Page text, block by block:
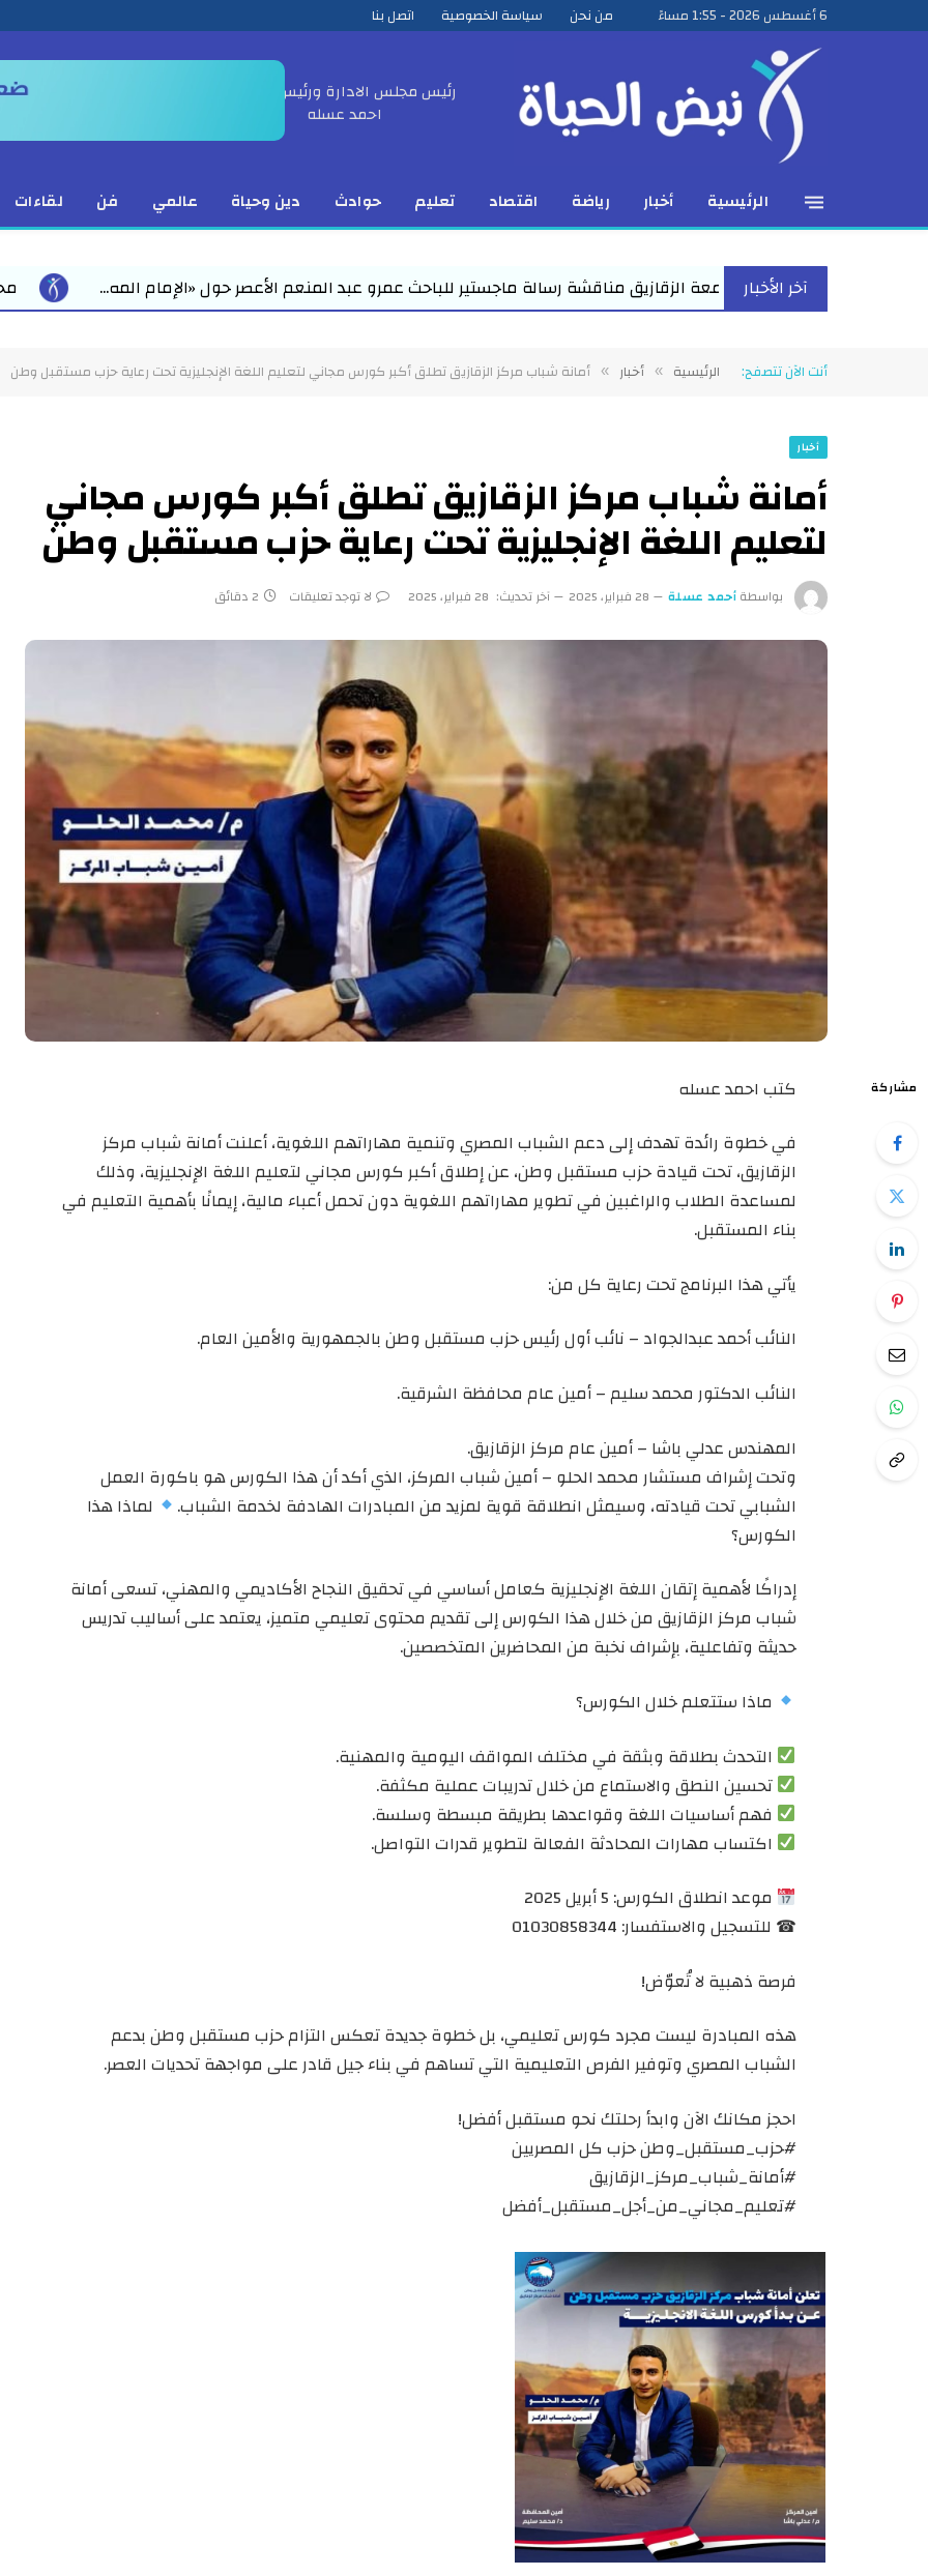
6 أغسطس 2026 - 1:55 مساءً من نحن سياسة الخصوصية اتصل بنا
رئيس مجلس الادارة ورئيس التحرير
احمد عسله
الرئيسية أخبار رياضة اقتصاد تعليم حوادث دين وحياة عالمي فن لقاءات
آخر الأخبار
مناقشة رسالة ماجستير للباحث عمرو عبد المنعم الأعصر حول «الإمام المه... محمد رمضان يقود استعدادات مبكرة
أنت الآن تتصفح: الرئيسية » أخبار » أمانة شباب مركز الزقازيق تطلق أكبر كورس مجاني لتعليم اللغة الإنجليزية تحت رعاية حزب مستقبل وطن
أخبار
أمانة شباب مركز الزقازيق تطلق أكبر كورس مجاني
لتعليم اللغة الإنجليزية تحت رعاية حزب مستقبل وطن
بواسطةأحمد عسلة 28 فبراير، 2025 آخر تحديث: 28 فبراير، 2025 لا توجد تعليقات 2 دقائق
مشاركة
كتب احمد عسله
في خطوة رائدة تهدف إلى دعم الشباب المصري وتنمية مهاراتهم اللغوية، أعلنت أمانة شباب مركز
الزقازيق، تحت قيادة حزب مستقبل وطن، عن إطلاق أكبر كورس مجاني لتعليم اللغة الإنجليزية، وذلك
لمساعدة الطلاب والراغبين في تطوير مهاراتهم اللغوية دون تحمل أعباء مالية، إيمانًا بأهمية التعليم في
بناء المستقبل.
يأتي هذا البرنامج تحت رعاية كل من:
النائب أحمد عبدالجواد – نائب أول رئيس حزب مستقبل وطن بالجمهورية والأمين العام.
النائب الدكتور محمد سليم – أمين عام محافظة الشرقية.
المهندس عدلي باشا – أمين عام مركز الزقازيق.
وتحت إشراف مستشار محمد الحلو – أمين شباب المركز، الذي أكد أن هذا الكورس هو باكورة العمل
الشبابي تحت قيادته، وسيمثل انطلاقة قوية لمزيد من المبادرات الهادفة لخدمة الشباب.
لماذا هذا
الكورس؟
إدراكًا لأهمية إتقان اللغة الإنجليزية كعامل أساسي في تحقيق النجاح الأكاديمي والمهني، تسعى أمانة
شباب مركز الزقازيق من خلال هذا الكورس إلى تقديم محتوى تعليمي متميز، يعتمد على أساليب تدريس
حديثة وتفاعلية، بإشراف نخبة من المحاضرين المتخصصين.
ماذا ستتعلم خلال الكورس؟
التحدث بطلاقة وبثقة في مختلف المواقف اليومية والمهنية.
تحسين النطق والاستماع من خلال تدريبات عملية مكثفة.
فهم أساسيات اللغة وقواعدها بطريقة مبسطة وسلسة.
اكتساب مهارات المحادثة الفعالة لتطوير قدرات التواصل.
موعد انطلاق الكورس: 5 أبريل 2025
☎ للتسجيل والاستفسار: 01030858344
فرصة ذهبية لا تُعوّض!
هذه المبادرة ليست مجرد كورس تعليمي، بل خطوة جديدة تعكس التزام حزب مستقبل وطن بدعم
الشباب المصري وتوفير الفرص التعليمية التي تساهم في بناء جيل قادر على مواجهة تحديات العصر.
احجز مكانك الآن وابدأ رحلتك نحو مستقبل أفضل!
#حزب_مستقبل_وطن حزب كل المصريين
#أمانة_شباب_مركز_الزقازيق
#تعليم_مجاني_من_أجل_مستقبل_أفضل